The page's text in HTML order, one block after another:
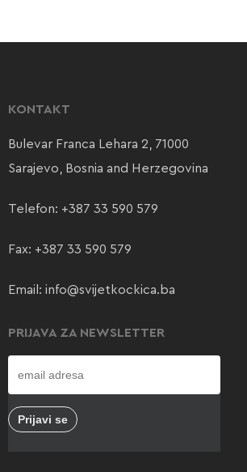
KONTAKT
Bulevar Franca Lehara 2, 71000
Sarajevo, Bosnia and Herzegovina
Telefon: +387 33 590 579
Fax: +387 33 590 579
Email: info@svijetkockica.ba
PRIJAVA ZA NEWSLETTER